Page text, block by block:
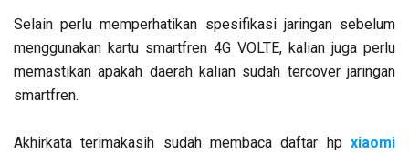
Selain perlu memperhatikan spesifikasi jaringan sebelum
menggunakan kartu smartfren 4G VOLTE, kalian juga perlu
memastikan apakah daerah kalian sudah tercover jaringan
smartfren.
Akhirkata terimakasih sudah membaca daftar hp xiaomi